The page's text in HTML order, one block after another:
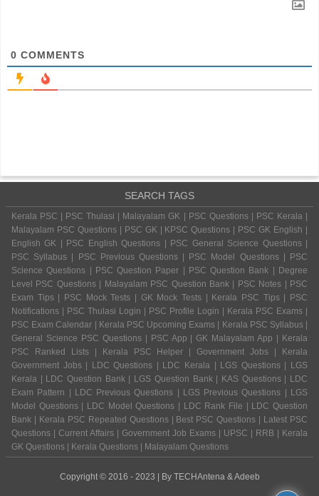
0 COMMENTS
SEARCH TAGS
Kerala PSC | PSC Thulasi | Malayalam GK | PSC Questions | PSC Kerala |
Malayalam PSC Questions | PSC GK | KPSC Questions | PSC GK English |
English GK | PSC English Questions | PSC General Science Questions |
PSC Syllabus | PSC Previous Questions | PSC Model Questions | PSC
Science Questions | PSC Question Paper | PSC Question Bank | Degree
Level PSC Questions | Malayalam PSC Question Bank | PSC Notes | PSC
Exam Tips | PSC Mock Tests | GK Mock Tests | Kerala PSC Tips | PSC
Notifications | PSC Thulasi Login | PSC Profile Login | Kerala PSC Exams |
PSC Exam Calendar | Kerala PSC Upcoming Exams | Kerala PSC Syllabus |
General Science PSC Questions | PSC App | GK Malayalam App | Kerala
PSC Ranked Lists | Kerala PSC Helper | Government Jobs | Kerala
Government Jobs | LDC Questions | LDC Kerala | LGS Questions | LGS
Kerala | LDC Question Bank | LGS Question Bank | KAS Questions | LDC
Exam Pattern | LDC Previous Questions | LGS Previous Questions | LGS
Model Questions | LDC Model Questions | LDC Rank File | LDC Question
Bank | Kerala PSC Repeated Questions | Best PSC Questions | Latest PSC
Questions | Current Affairs | Government Job Exams | UPSC | RRB | Kerala
GK Questions | Kerala Questions | Malayalam Questions
Copyright © 2016 - 2023 | By TECHAntena & Adeeb